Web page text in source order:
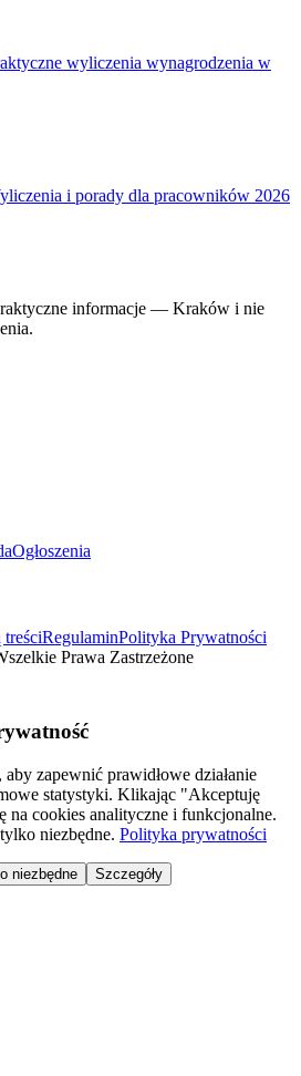
wyliczenia wynagrodzenia w
i porady dla pracowników 2026
informacje — Kraków i nie
Ogłoszenia
treściRegulaminPolityka Prywatności
Prawa Zastrzeżone
zapewnić prawidłowe działanie
statystyki. Klikając "Akceptuję
na cookies analityczne i funkcjonalne.
niezbędne. Polityka prywatności
niezbędne Szczegóły